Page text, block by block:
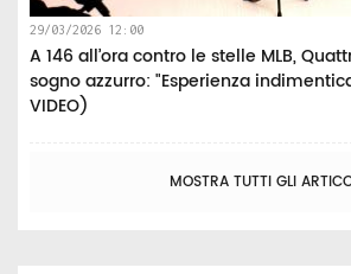
29/03/2026 12:00
A 146 all’ora contro le stelle MLB,
sogno azzurro: "Esperienza
VIDEO)
MOSTRA TUTTI GLI